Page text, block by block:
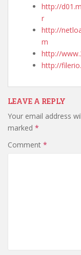
http://
r
http://
m
http://
http://
LEAVE A REPLY
Your email address
marked *
Comment *